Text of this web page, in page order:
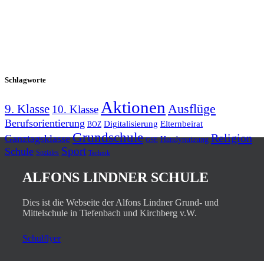
Schlagworte
9. Klasse 10. Klasse Aktionen Ausflüge
Berufsorientierung BOZ Digitalisierung Elternbeirat
Ganztagsklasse Grundschule GSE Handynutzung Religion
Schule Soziales Sport Technik
ALFONS LINDNER SCHULE
Dies ist die Webseite der Alfons Lindner Grund- und
Mittelschule in Tiefenbach und Kirchberg v.W.
Schulflyer